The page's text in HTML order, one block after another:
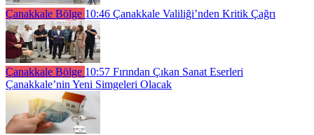
Çanakkale Bölge 10:46 Çanakkale Valiliği’nden Kritik Çağrı
Çanakkale Bölge 10:57 Fırından Çıkan Sanat Eserleri
Çanakkale’nin Yeni Simgeleri Olacak